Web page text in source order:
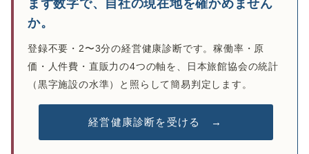
まず数字で、自社の現在地を確かめません
か。
登録不要・2〜3分の経営健康診断です。稼働率・原
価・人件費・直販力の4つの軸を、日本旅館協会の統計
（黒字施設の水準）と照らして簡易判定します。
経営健康診断を受ける →